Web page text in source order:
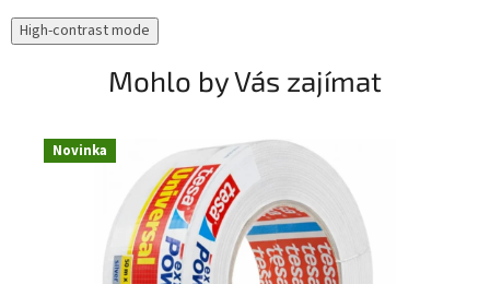
High-contrast mode
Mohlo by Vás zajímat
Novinka